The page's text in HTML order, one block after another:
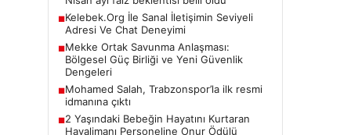
Mekke Ortak Savunma Anlaşması:
Bölgesel Güç Birliği ve Yeni Güvenlik
Dengeleri
■Mohamed Salah, Trabzonspor’la ilk resmi
idmanına çıktı
2 Yaşındaki Bebeğin Hayatını Kurtaran
Havalimanı Personeline Onur Ödülü